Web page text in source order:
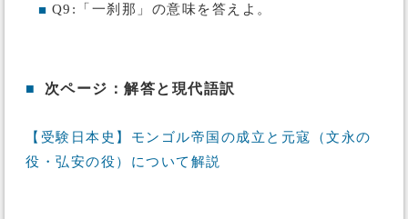
■ Q9:「一刹那」の意味を答えよ。
■ 次ページ：解答と現代語訳
【受験日本史】モンゴル帝国の成立と元寇（文永の
役・弘安の役）について解説